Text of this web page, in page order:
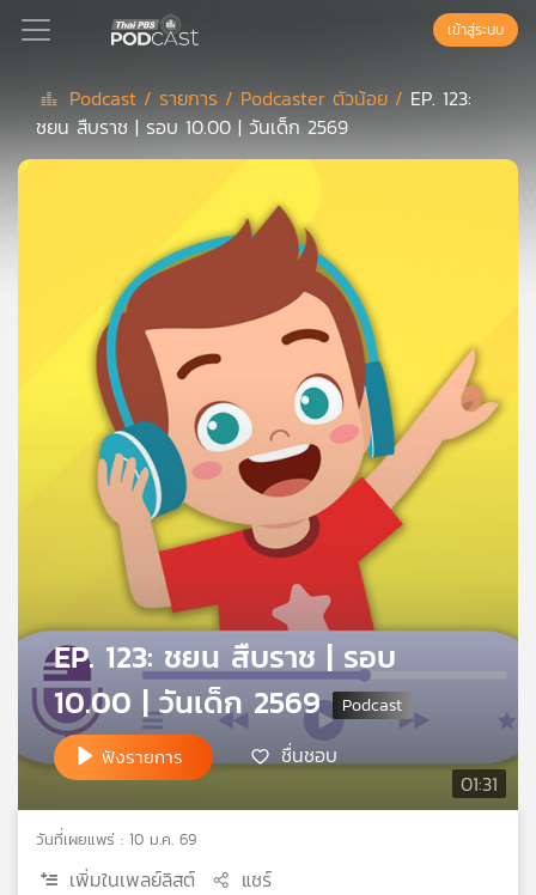
Podcast
เพลง
บทความ
ข่าว
และ
กิจกรรม
เข้าสู่ระบบ
Podcast / รายการ / Podcaster ตัวน้อย / EP. 123:
ชยน สืบราช | รอบ 10.00 | วันเด็ก 2569
01:31
EP. 123: ชยน สืบราช | รอบ
10.00 | วันเด็ก 2569
ฟังรายการ ชื่นชอบ
วันที่เผยแพร่ : 10 ม.ค. 69
เพิ่มในเพลย์ลิสต์ แชร์